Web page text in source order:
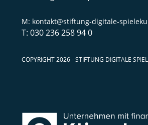
kontakt@stiftung-digitale-
030 236 258 94 0
COPYRIGHT 2026 - STIFTUNG DIGITALE